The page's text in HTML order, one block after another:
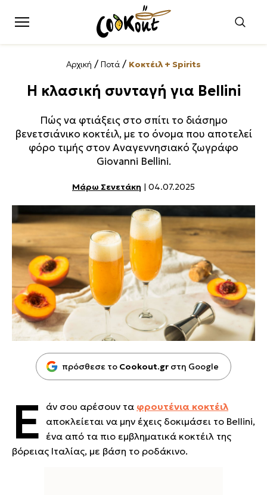
Αρχική / Ποτά / Κοκτέιλ + Spirits
Η κλασική συνταγή για Bellini
Πώς να φτιάξεις στο σπίτι το διάσημο
βενετσιάνικο κοκτέιλ, με το όνομα που αποτελεί
φόρο τιμής στον Αναγεννησιακό ζωγράφο
Giovanni Bellini.
Μάρω Σενετάκη | 04.07.2025
πρόσθεσε το Cookout.gr στη Google
Ε άν σου αρέσουν τα φρουτένια κοκτέιλ
αποκλείεται να μην έχεις δοκιμάσει το Bellini,
ένα από τα πιο εμβληματικά κοκτέιλ της
βόρειας Ιταλίας, με βάση το ροδάκινο.